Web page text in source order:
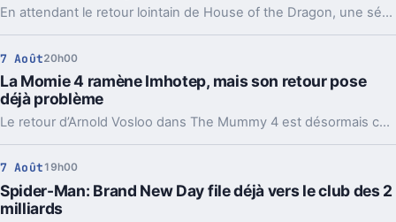
En attendant le retour lointain de House of the Dragon, une série d’espionnage d’Apple TV+ offre un relais inattendu, avec plusieurs visages bien connus de Westeros.
7 Août20h00
La Momie 4 ramène Imhotep, mais son retour pose
déjà problème
Le retour d’Arnold Vosloo dans The Mummy 4 est désormais confirmé. Bonne nouvelle pour les fans, sauf qu’un détail central reste entier : comment Imhotep revient-il ?
7 Août 19h00
Spider-Man: Brand New Day file déjà vers le club des 2
milliards